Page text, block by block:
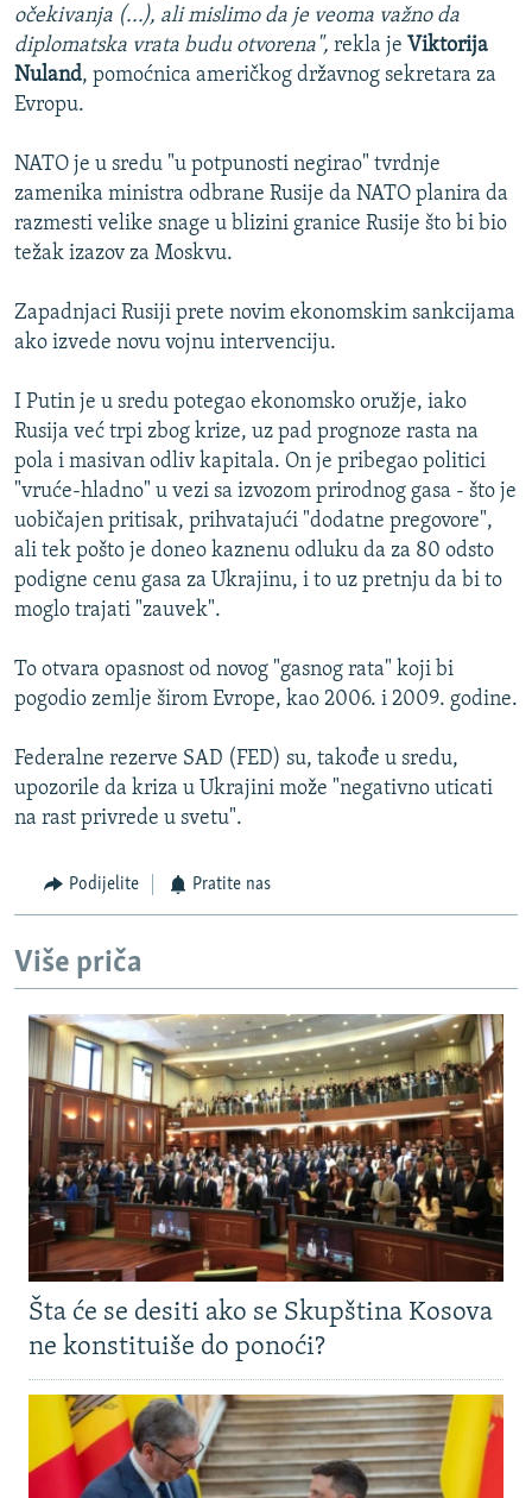
očekivanja (...), ali mislimo da je veoma važno da
diplomatska vrata budu otvorena", rekla je Viktorija
Nuland, pomoćnica američkog državnog sekretara za
Evropu.
NATO je u sredu "u potpunosti negirao" tvrdnje
zamenika ministra odbrane Rusije da NATO planira da
razmesti velike snage u blizini granice Rusije što bi bio
težak izazov za Moskvu.
Zapadnjaci Rusiji prete novim ekonomskim sankcijama
ako izvede novu vojnu intervenciju.
I Putin je u sredu potegao ekonomsko oružje, iako
Rusija već trpi zbog krize, uz pad prognoze rasta na
pola i masivan odliv kapitala. On je pribegao politici
"vruće-hladno" u vezi sa izvozom prirodnog gasa - što je
uobičajen pritisak, prihvatajući "dodatne pregovore",
ali tek pošto je doneo kaznenu odluku da za 80 odsto
podigne cenu gasa za Ukrajinu, i to uz pretnju da bi to
moglo trajati "zauvek".
To otvara opasnost od novog "gasnog rata" koji bi
pogodio zemlje širom Evrope, kao 2006. i 2009. godine.
Federalne rezerve SAD (FED) su, takođe u sredu,
upozorile da kriza u Ukrajini može "negativno uticati
na rast privrede u svetu".
Podijelite Pratite nas
Više priča
Šta će se desiti ako se Skupština Kosova
ne konstituiše do ponoći?